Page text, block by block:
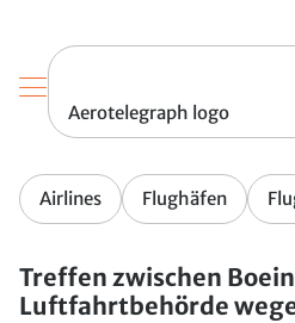
Aerotelegraph logo
Airlines Flughäfen
Treffen zwischen
Luftfahrtbehörde